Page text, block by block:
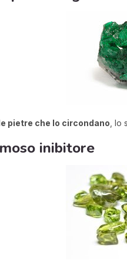
pietre che lo circondano ,
inibitore